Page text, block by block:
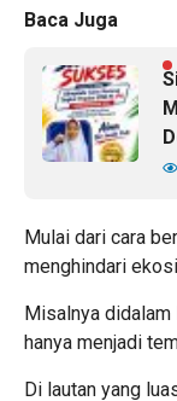
Baca Juga
Mulai dari cara
menghindari
Misalnya didalam
hanya menjadi
Di lautan yang